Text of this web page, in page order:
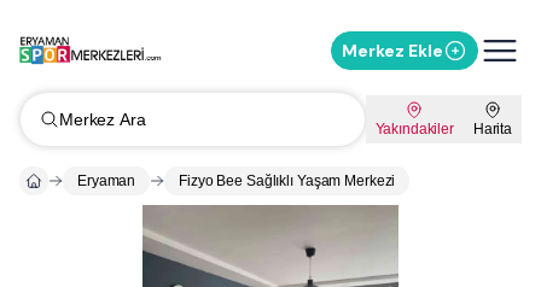
Merkez Ekle
Merkez Ara Yakındakiler Harita
Eryaman Fizyo Bee Sağlıklı Yaşam Merkezi